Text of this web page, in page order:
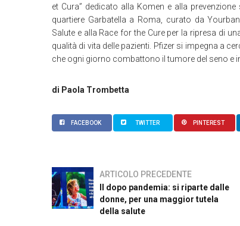
et Cura” dedicato alla Komen e alla
quartiere Garbatella a Roma, curato da
Salute e alla Race for the Cure per la ripresa di
qualità di vita delle pazienti. Pfizer si impegna a
che ogni giorno combattono il tumore del seno e
di Paola Trombetta
FACEBOOK TWITTER PINTEREST
ARTICOLO PRECEDENTE
Il dopo pandemia: si riparte dalle
donne, per una maggior tutela
della salute